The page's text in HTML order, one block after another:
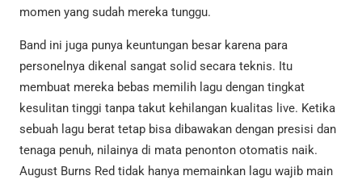
momen yang sudah mereka tunggu.
Band ini juga punya keuntungan besar karena para
personelnya dikenal sangat solid secara teknis. Itu
membuat mereka bebas memilih lagu dengan tingkat
kesulitan tinggi tanpa takut kehilangan kualitas live. Ketika
sebuah lagu berat tetap bisa dibawakan dengan presisi dan
tenaga penuh, nilainya di mata penonton otomatis naik.
August Burns Red tidak hanya memainkan lagu wajib main